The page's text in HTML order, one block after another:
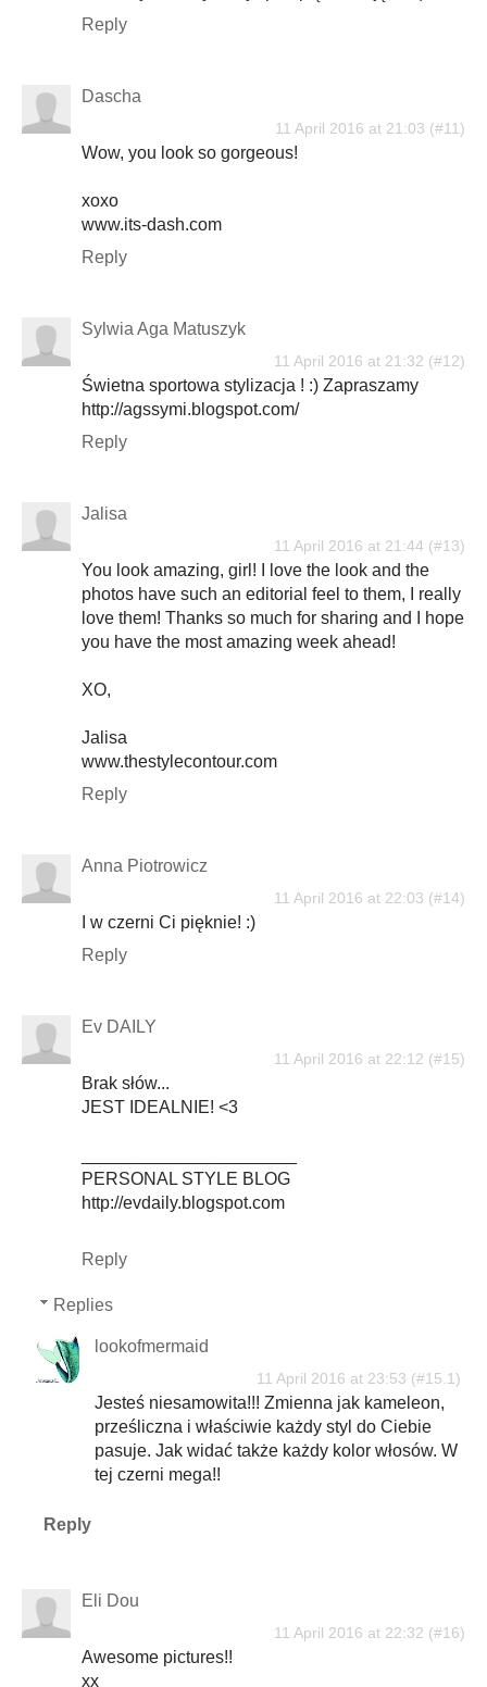
Reply
Dascha
11 April 2016 at 21:03
Wow, you look so gorgeous!
xoxo
www.its-dash.com
Reply
Sylwia Aga Matuszyk
11 April 2016 at 21:32
Świetna sportowa stylizacja ! :) Zapraszamy
http://agssymi.blogspot.com/
Reply
Jalisa
11 April 2016 at 21:44
You look amazing, girl! I love the look and the
photos have such an editorial feel to them, I really
love them! Thanks so much for sharing and I hope
you have the most amazing week ahead!
XO,
Jalisa
www.thestylecontour.com
Reply
Anna Piotrowicz
11 April 2016 at 22:03
I w czerni Ci pięknie! :)
Reply
Ev DAILY
11 April 2016 at 22:12
Brak słów...
JEST IDEALNIE! <3
PERSONAL STYLE BLOG
http://evdaily.blogspot.com
Reply
Replies
lookofmermaid
11 April 2016 at 23:53
Jesteś niesamowita!!! Zmienna jak kameleon,
prześliczna i właściwie każdy styl do Ciebie
pasuje. Jak widać także każdy kolor włosów. W
tej czerni mega!!
Reply
Eli Dou
11 April 2016 at 22:32
Awesome pictures!!
xx